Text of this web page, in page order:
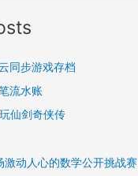
同步游戏存档
流水账
仙剑奇侠传
激动人心的数学公开挑战赛